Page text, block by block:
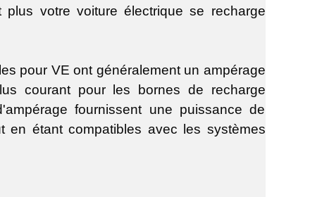
votre voiture électrique se recharge
pour VE ont généralement un ampérage
courant pour les bornes de recharge
fournissent une puissance de
en étant compatibles avec les systèmes